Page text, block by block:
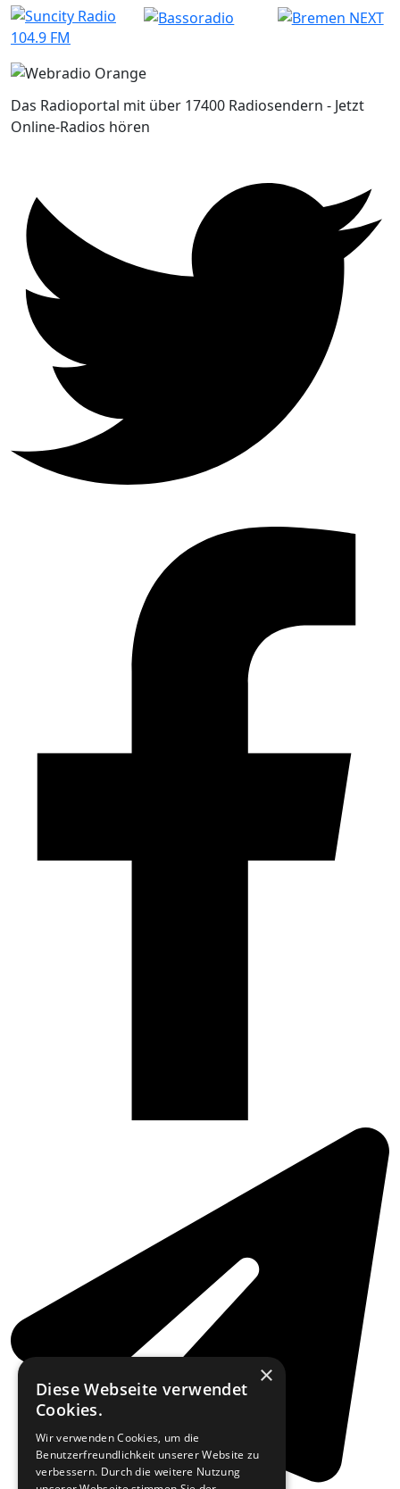
Das Radioportal mit über 17400 Radiosendern - Jetzt
Online-Radios hören
×
Diese Webseite verwendet
Cookies.
Wir verwenden Cookies, um die
Benutzerfreundlichkeit unserer Website zu
verbessern. Durch die weitere Nutzung